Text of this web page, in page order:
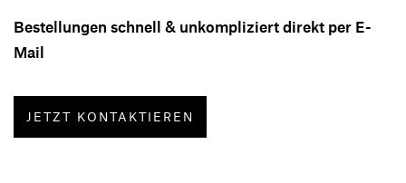
Bestellungen schnell & unkompliziert direkt per E-
Mail
JETZT KONTAKTIEREN